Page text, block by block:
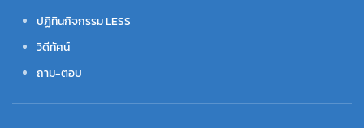
ปฏิทินกิจกรรม LESS
วิดีทัศน์
ถาม-ตอบ